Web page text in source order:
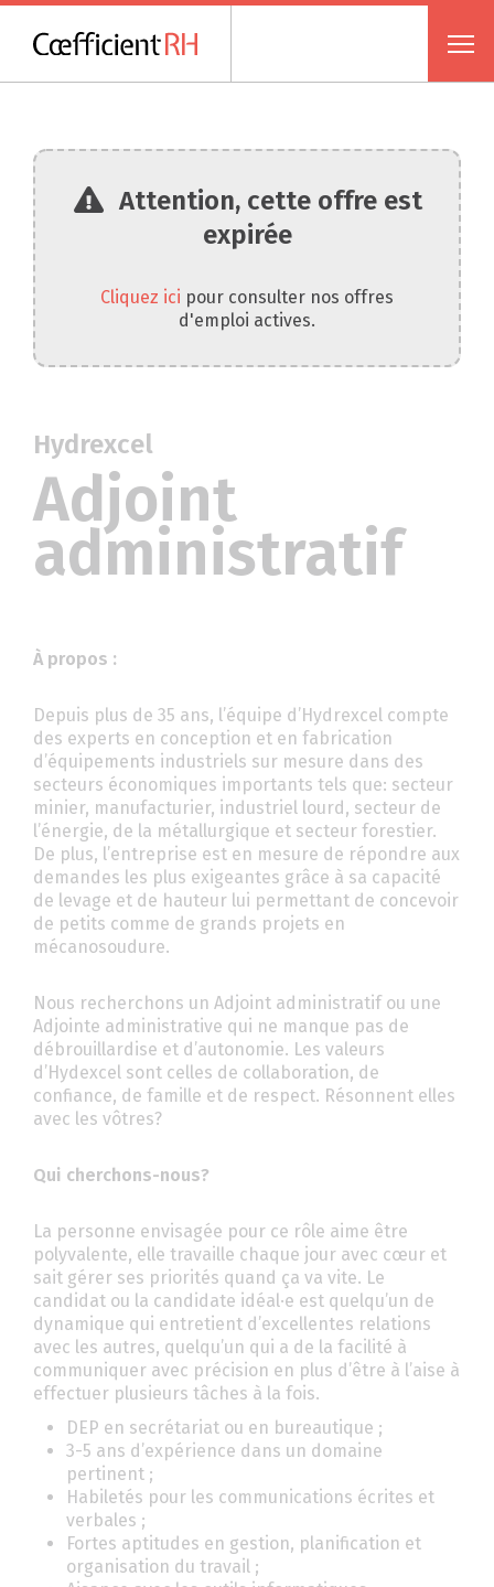
Attention, cette offre est
expirée
Cliquez ici pour consulter nos offres
d'emploi actives.
Hydrexcel
Adjoint
administratif
À propos :
Depuis plus de 35 ans, l’équipe d’Hydrexcel compte
des experts en conception et en fabrication
d’équipements industriels sur mesure dans des
secteurs économiques importants tels que: secteur
minier, manufacturier, industriel lourd, secteur de
l’énergie, de la métallurgique et secteur forestier.
De plus, l’entreprise est en mesure de répondre aux
demandes les plus exigeantes grâce à sa capacité
de levage et de hauteur lui permettant de concevoir
de petits comme de grands projets en
mécanosoudure.
Nous recherchons un Adjoint administratif ou une
Adjointe administrative qui ne manque pas de
débrouillardise et d’autonomie. Les valeurs
d’Hydexcel sont celles de collaboration, de
confiance, de famille et de respect. Résonnent elles
avec les vôtres?
Qui cherchons-nous?
La personne envisagée pour ce rôle aime être
polyvalente, elle travaille chaque jour avec cœur et
sait gérer ses priorités quand ça va vite. Le
candidat ou la candidate idéal·e est quelqu’un de
dynamique qui entretient d’excellentes relations
avec les autres, quelqu’un qui a de la facilité à
communiquer avec précision en plus d’être à l’aise à
effectuer plusieurs tâches à la fois.
DEP en secrétariat ou en bureautique ;
3-5 ans d’expérience dans un domaine
pertinent ;
Habiletés pour les communications écrites et
verbales ;
Fortes aptitudes en gestion, planification et
organisation du travail ;